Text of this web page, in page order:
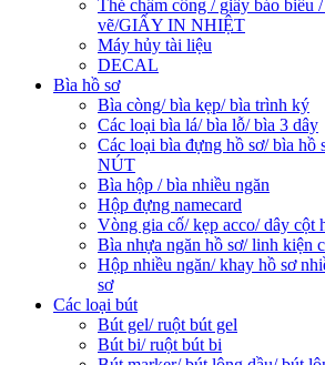
Thẻ chấm công / giấy báo biểu
vẽ/GIẤY IN NHIỆT
Máy hủy tài liệu
DECAL
Bìa hồ sơ
Bìa còng/ bìa kẹp/ bìa trình ký
Các loại bìa lá/ bìa lỗ/ bìa 3 dây
Các loại bìa đựng hồ sơ/ bìa hồ
NÚT
Bìa hộp / bìa nhiều ngăn
Hộp đựng namecard
Vòng gia cố/ kẹp acco/ dây cột
Bìa nhựa ngăn hồ sơ/ linh kiện
Hộp nhiều ngăn/ khay hồ sơ
sơ
Các loại bút
Bút gel/ ruột bút gel
Bút bi/ ruột bút bi